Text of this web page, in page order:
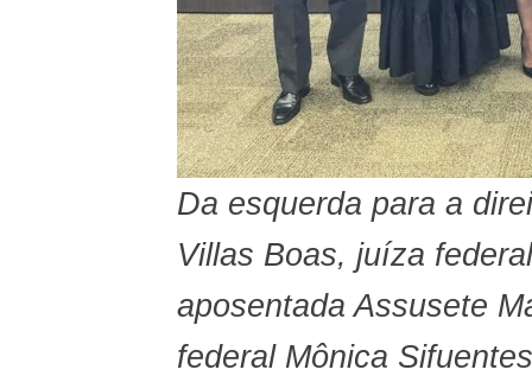
Da esquerda para a
Villas Boas, juíza
aposentada Assusete
federal Mônica